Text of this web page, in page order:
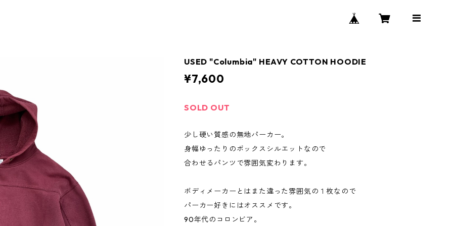
USED "Columbia" HEAVY COTTON HOODIE
¥7,600
SOLD OUT
少し硬い質感の無地パーカー。
身幅ゆったりのボックスシルエットなので
合わせるパンツで雰囲気変わります。
ボディメーカーとはまた違った雰囲気の１枚なので
パーカー好きにはオススメです。
90年代のコロンビア。